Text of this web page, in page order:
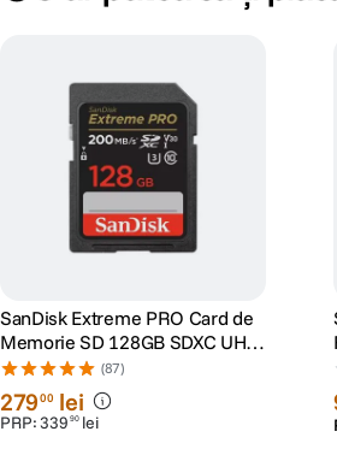
SanDisk Extreme PRO Card de
Memorie SD 128GB SDXC UHS-
I Class 10 U3 V30 + 2 Ani
RescuePRO Deluxe
(87)
27900 lei
PRP:339 90 lei